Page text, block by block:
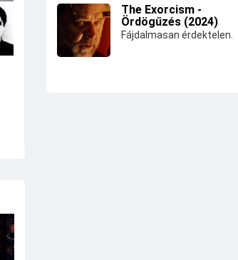
The Exorcism -
Ördögűzés (2024)
Fájdalmasan érdektelen.